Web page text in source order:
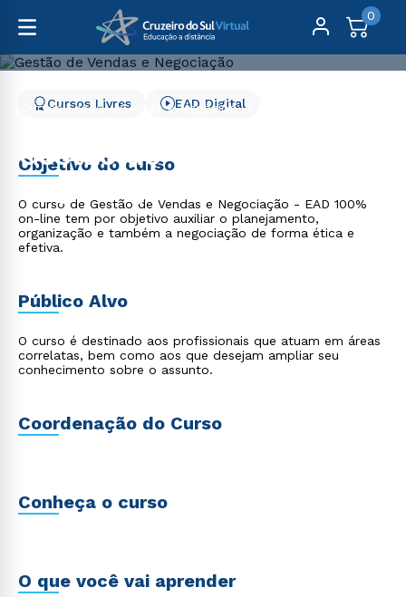
0
Cursos Livres
Gestão e Negócios
Gestão de Vendas e
Negociação
Cursos Livres EAD Digital
Objetivo do curso
O curso de Gestão de Vendas e Negociação - EAD 100%
on-line tem por objetivo auxiliar o planejamento,
organização e também a negociação de forma ética e
efetiva.
Público Alvo
O curso é destinado aos profissionais que atuam em áreas
correlatas, bem como aos que desejam ampliar seu
conhecimento sobre o assunto.
Coordenação do Curso
Conheça o curso
O que você vai aprender